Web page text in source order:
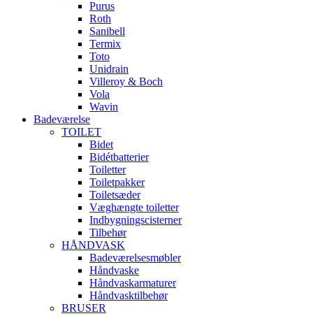
Purus
Roth
Sanibell
Termix
Toto
Unidrain
Villeroy & Boch
Vola
Wavin
Badeværelse
TOILET
Bidet
Bidétbatterier
Toiletter
Toiletpakker
Toiletsæder
Væghængte toiletter
Indbygningscisterner
Tilbehør
HÅNDVASK
Badeværelsesmøbler
Håndvaske
Håndvaskarmaturer
Håndvasktilbehør
BRUSER